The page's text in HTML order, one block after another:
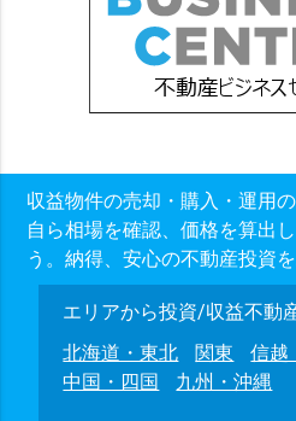
収益物件の売却・購入・運用
自ら相場を確認、価格を算出
う。納得、安心の不動産投資
エリアから投資/収益不動
北海道・東北
関東 信越
中国・四国
九州・沖縄